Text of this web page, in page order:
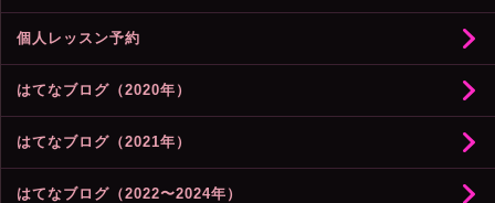
個人レッスン予約
はてなブログ（2020年）
はてなブログ（2021年）
はてなブログ（2022〜2024年）